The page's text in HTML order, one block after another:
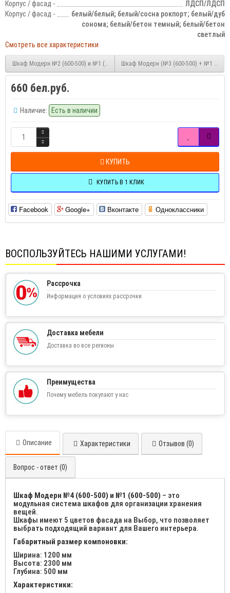
Корпус / фасад -
ЛДСП/ЛДСП
Корпус / фасад -
белый/белый; белый/сосна рокпорт; белый/дуб
сонома; белый/бетон темный; белый/бетон
светлый
Смотреть все характеристики
Шкаф Модерн №2 (600-500) и №1 (600-500)Шкаф Модерн (№3 (600-500) + №1 (600-
660 бел.руб.
Наличие: Есть в наличии
КУПИТЬ
КУПИТЬ В 1 КЛИК
Facebook Google+ Вконтакте Одноклассники
ВОСПОЛЬЗУЙТЕСЬ НАШИМИ УСЛУГАМИ!
Рассрочка
Информация о условиях рассрочки
Доставка мебели
Доставка во все регионы
Преимущества
Почему мебель покупают у нас
Описание Характеристики Отзывов (0)
Вопрос - ответ (0)
Шкаф Модерн №4 (600-500) и №1 (600-500) – это
модульная система шкафов для организации хранения
вещей.
Шкафы имеют 5 цветов фасада на Выбор, что позволяет
выбрать подходящий вариант для Вашего интерьера.
Габаритный размер компоновки:
Ширина: 1200 мм
Высота: 2300 мм
Глубина: 500 мм
Характеристики: